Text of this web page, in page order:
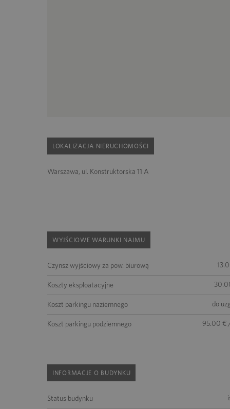
LOKALIZACJA NIERUCHOMOŚCI
Warszawa, ul. Konstruktorska 11 A
WYJŚCIOWE WARUNKI NAJMU
Czynsz wyjściowy za pow. biurową
Koszty eksploatacyjne
Koszt parkingu naziemnego do
Koszt parkingu podziemnego 95.00 €
INFORMACJE O BUDYNKU
Status budynku